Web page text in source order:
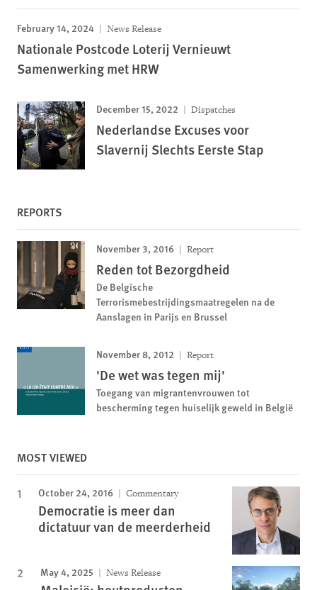
February 14, 2024 News Release
Nationale Postcode Loterij Vernieuwt
Samenwerking met HRW
December 15, 2022 Dispatches
Nederlandse Excuses voor
Slavernij Slechts Eerste Stap
REPORTS
November 3, 2016 Report
Reden tot Bezorgdheid
De Belgische
Terrorismebestrijdingsmaatregelen na de
Aanslagen in Parijs en Brussel
November 8, 2012 Report
'De wet was tegen mij'
Toegang van migrantenvrouwen tot
bescherming tegen huiselijk geweld in België
MOST VIEWED
October 24, 2016 Commentary
Democratie is meer dan
dictatuur van de meerderheid
May 4, 2025 News Release